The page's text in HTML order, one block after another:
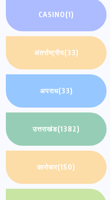
CASINO(1)
अंतर्राष्ट्रीय(33)
अपराध(33)
उत्तराखंड(1382)
कारोबार(150)